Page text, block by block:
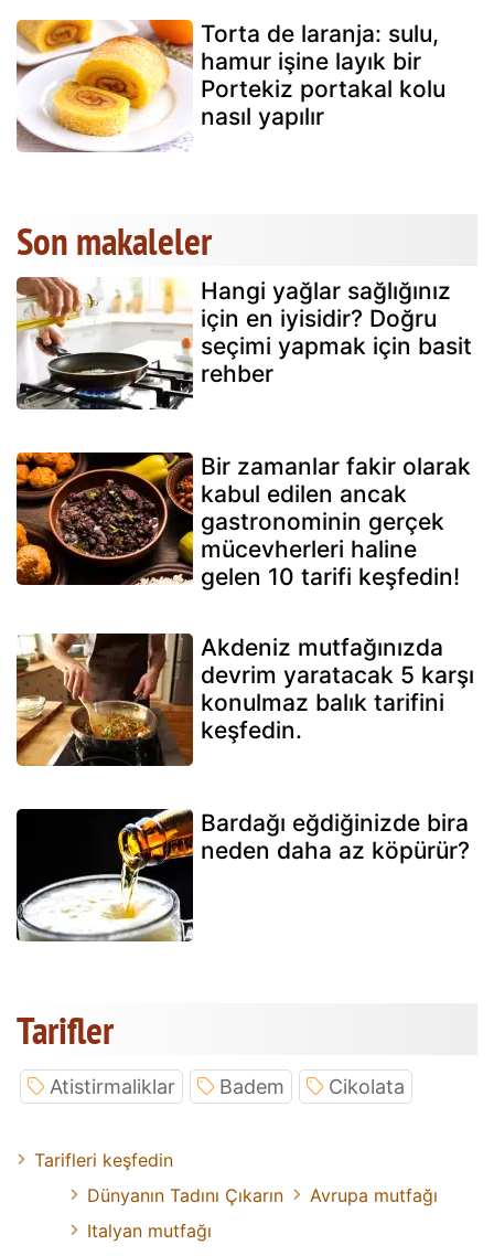
Torta de laranja: sulu,
hamur işine layık bir
Portekiz portakal kolu
nasıl yapılır
Son makaleler
Hangi yağlar sağlığınız
için en iyisidir? Doğru
seçimi yapmak için basit
rehber
Bir zamanlar fakir olarak
kabul edilen ancak
gastronominin gerçek
mücevherleri haline
gelen 10 tarifi keşfedin!
Akdeniz mutfağınızda
devrim yaratacak 5 karşı
konulmaz balık tarifini
keşfedin.
Bardağı eğdiğinizde bira
neden daha az köpürür?
Tarifler
Atistirmaliklar Badem Cikolata
Tarifleri keşfedin
Dünyanın Tadını Çıkarın
Avrupa mutfağı
Italyan mutfağı